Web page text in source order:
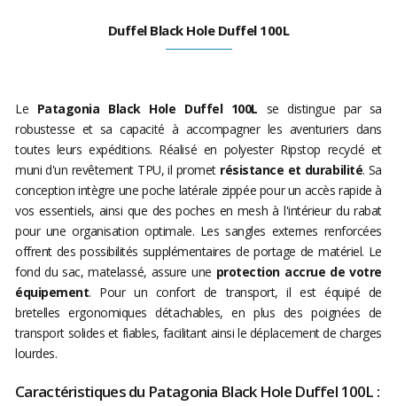
Duffel Black Hole Duffel 100L
Le Patagonia Black Hole Duffel 100L se distingue par sa
robustesse et sa capacité à accompagner les aventuriers dans
toutes leurs expéditions. Réalisé en polyester Ripstop recyclé et
muni d'un revêtement TPU, il promet résistance et durabilité. Sa
conception intègre une poche latérale zippée pour un accès rapide à
vos essentiels, ainsi que des poches en mesh à l'intérieur du rabat
pour une organisation optimale. Les sangles externes renforcées
offrent des possibilités supplémentaires de portage de matériel. Le
fond du sac, matelassé, assure une protection accrue de votre
équipement. Pour un confort de transport, il est équipé de
bretelles ergonomiques détachables, en plus des poignées de
transport solides et fiables, facilitant ainsi le déplacement de charges
lourdes.
Caractéristiques du Patagonia Black Hole Duffel 100L :